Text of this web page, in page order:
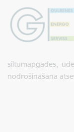
siltumapgādes,
nodrošināšana